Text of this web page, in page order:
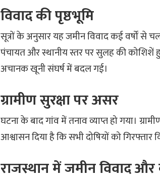
विवाद की पृष्ठभूमि
सूत्रों के अनुसार यह जमीन विवाद कई वर्षों से
पंचायत और स्थानीय स्तर पर सुलह की कोशिशें
अचानक खूनी संघर्ष में बदल गई।
ग्रामीण सुरक्षा पर असर
घटना के बाद गांव में तनाव व्याप्त हो गया।
आश्वासन दिया है कि सभी दोषियों को
राजस्थान में जमीन विवाद